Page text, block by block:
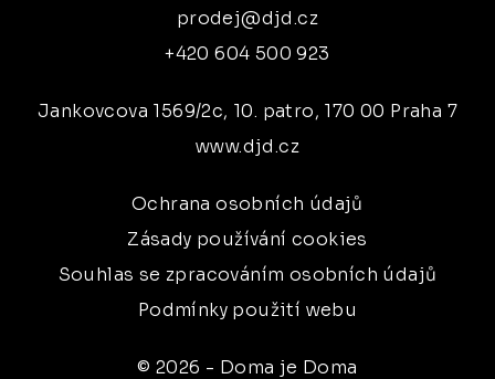
prodej@djd.cz
+420 604 500 923
Jankovcova 1569/2c, 10. patro, 170 00 Praha 7
www.djd.cz
Ochrana osobních údajů
Zásady používání cookies
Souhlas se zpracováním osobních údajů
Podmínky použití webu
© 2026 - Doma je Doma